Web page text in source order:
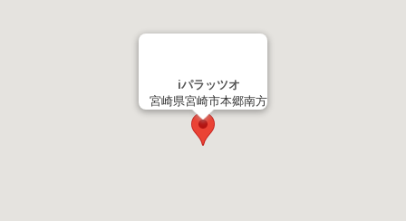
iパラッツオ
宮崎県宮崎市本郷南方